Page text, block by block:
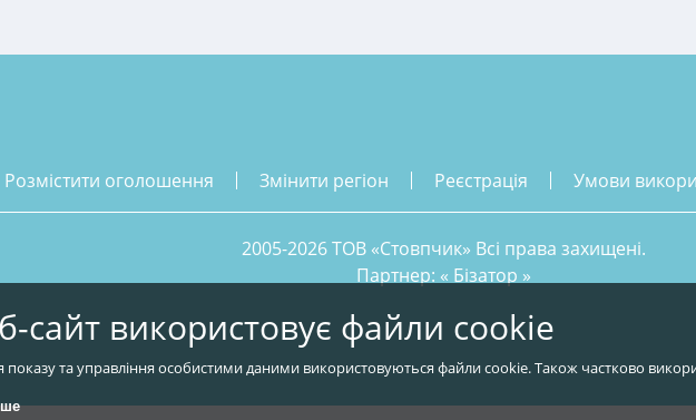
розмістити оголошення змінити регіон реєстрація умови
2005-2026 ТОВ «Стовпчик» Всі права захищені.
Партнер: « Бізатор »
сайт використовує файли cookie
та управління особистими даними використовуються файли cookie. Також частково